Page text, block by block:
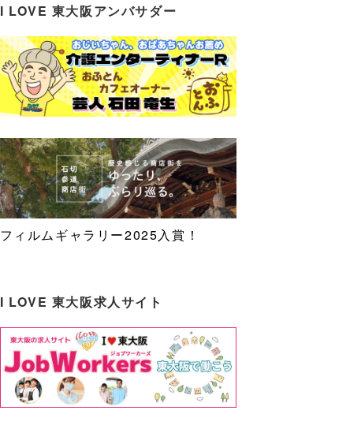
I LOVE 東大阪アンバサダー
フィルムギャラリー2025入賞！
I LOVE 東大阪求人サイト